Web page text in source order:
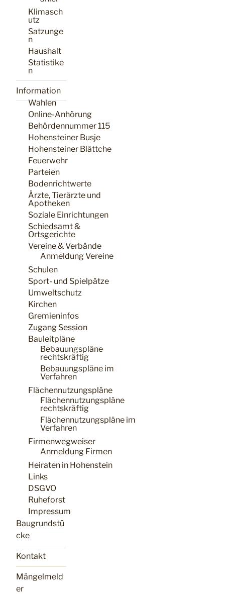
Klimasch
utz
Satzunge
n
Haushalt
Statistike
n
Information
Wahlen
Online-Anhörung
Behördennummer 115
Hohensteiner Busje
Hohensteiner Blättche
Feuerwehr
Parteien
Bodenrichtwerte
Ärzte, Tierärzte und
Apotheken
Soziale Einrichtungen
Schiedsamt &
Ortsgerichte
Vereine & Verbände
Anmeldung Vereine
Schulen
Sport- und Spielpätze
Umweltschutz
Kirchen
Gremieninfos
Zugang Session
Bauleitpläne
Bebauungspläne
rechtskräftig
Bebauungspläne im
Verfahren
Flächennutzungspläne
Flächennutzungspläne
rechtskräftig
Flächennutzungspläne im
Verfahren
Firmenwegweiser
Anmeldung Firmen
Heiraten in Hohenstein
Links
DSGVO
Ruheforst
Impressum
Baugrundstü
cke
Kontakt
Mängelmeld
er